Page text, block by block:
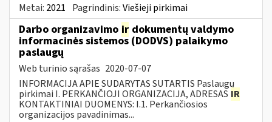
Metai: 2021 Pagrindinis:Viešieji pirkimai
Darbo organizavimo ir dokumentų valdymo
informacinės sistemos (DODVS) palaikymo
paslaugų
Web turinio sąrašas 2020-07-07
INFORMACIJA APIE SUDARYTAS SUTARTIS Paslaugų
pirkimai I. PERKANČIOJI ORGANIZACIJA, ADRESAS IR
KONTAKTINIAI DUOMENYS: I.1. Perkančiosios
organizacijos pavadinimas...